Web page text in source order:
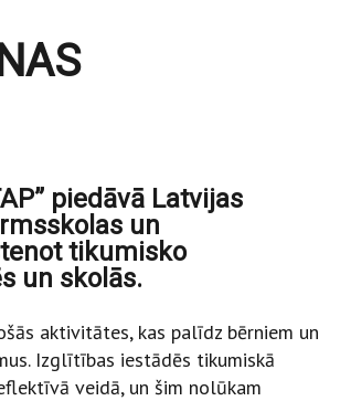
piedāvā Latvijas
un
tikumisko
un skolās.
aktivitātes, kas palīdz bērniem un
Izglītības iestādēs tikumiskā
veidā, un šim nolūkam